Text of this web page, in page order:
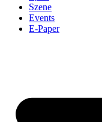
Szene
Events
E-Paper